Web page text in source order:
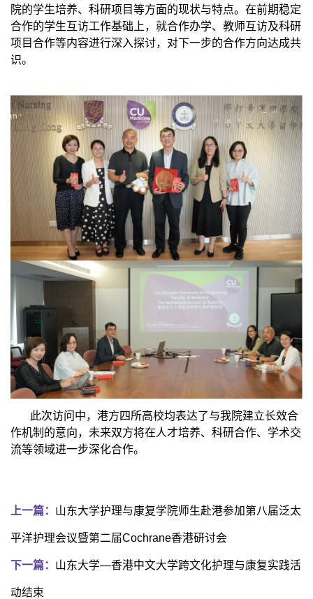
院的学生培养、科研项目等方面的现状与特点。在前期稳定
合作的学生互访工作基础上，就合作办学、教师互访及科研
项目合作等内容进行深入探讨，对下一步的合作方向达成共
识。
此次访问中，港方四所高校均表达了与我院建立长效合
作机制的意向，未来双方将在人才培养、科研合作、学术交
流等领域进一步深化合作。
上一篇： 山东大学护理与康复学院师生赴港参加第八届泛太
平洋护理会议暨第二届Cochrane香港研讨会
下一篇： 山东大学—香港中文大学跨文化护理与康复实践活
动结束